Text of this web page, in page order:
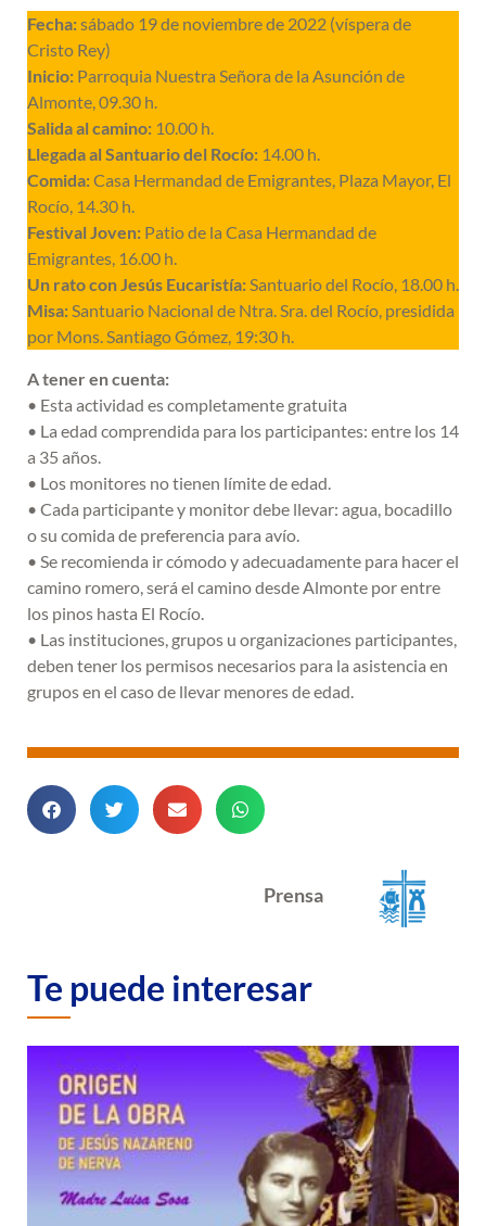
Fecha:sábado 19 de noviembre de 2022 (víspera de
Cristo Rey)
Inicio: Parroquia Nuestra Señora de la Asunción de
Almonte, 09.30 h.
Salida al camino: 10.00 h.
Llegada al Santuario del Rocío: 14.00 h.
Comida:Casa Hermandad de Emigrantes, Plaza Mayor, El
Rocío, 14.30 h.
Festival Joven: Patio de la Casa Hermandad de
Emigrantes, 16.00 h.
Un rato con Jesús Eucaristía:Santuario del Rocío, 18.00 h.
Misa:Santuario Nacional de Ntra. Sra. del Rocío, presidida
por Mons. Santiago Gómez, 19:30 h.
A tener en cuenta:
• Esta actividad es completamente gratuita
• La edad comprendida para los participantes: entre los 14
a 35 años.
• Los monitores no tienen límite de edad.
• Cada participante y monitor debe llevar: agua, bocadillo
o su comida de preferencia para avío.
• Se recomienda ir cómodo y adecuadamente para hacer el
camino romero, será el camino desde Almonte por entre
los pinos hasta El Rocío.
• Las instituciones, grupos u organizaciones participantes,
deben tener los permisos necesarios para la asistencia en
grupos en el caso de llevar menores de edad.
Prensa
Te puede interesar